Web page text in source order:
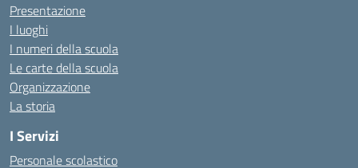
Presentazione
I luoghi
I numeri della scuola
Le carte della scuola
Organizzazione
La storia
I Servizi
Personale scolastico